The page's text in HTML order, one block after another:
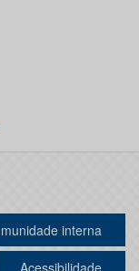
interna